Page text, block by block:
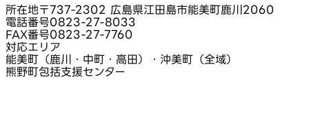
所在地〒737-2302 広島県江田島市能美町鹿川2060
電話番号0823-27-8033
FAX番号0823-27-7760
対応エリア
能美町（鹿川・中町・高田）・沖美町（全域）
熊野町包括支援センター